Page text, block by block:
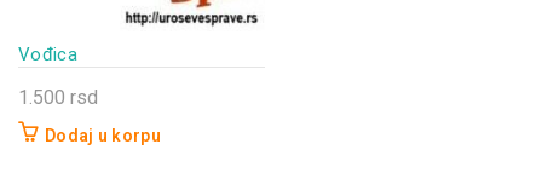
Vođica
1.500 rsd
Dodaj u korpu